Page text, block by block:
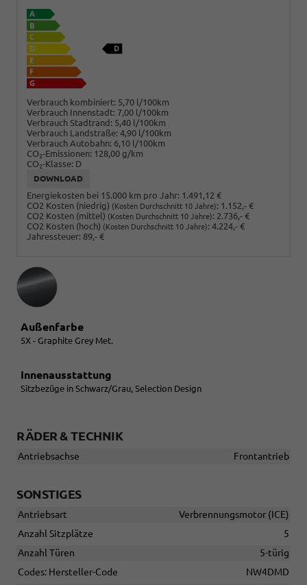
Verbrauch kombiniert: 5,70 l/100km
Verbrauch Innenstadt: 7,00 l/100km
Verbrauch Stadtrand: 5,40 l/100km
Verbrauch Landstraße: 4,90 l/100km
Verbrauch Autobahn: 6,10 l/100km
CO2-Emissionen: 128,00 g/km
CO2-Klasse: D
DOWNLOAD
Energiekosten bei 15.000 km pro Jahr: 1.491,12 €
CO2 Kosten (niedrig) (Kosten Durchschnitt 10 Jahre): 1.152,- €
CO2 Kosten (mittel) (Kosten Durchschnitt 10 Jahre): 2.736,- €
CO2 Kosten (hoch) (Kosten Durchschnitt 10 Jahre): 4.224,- €
Jahressteuer: 89,- €
Außenfarbe
5X - Graphite Grey Met.
Innenausstattung
Sitzbezüge in Schwarz/Grau, Selection Design
RÄDER & TECHNIK
Antriebsachse Frontantrieb
SONSTIGES
Antriebsart
Verbrennungsmotor (ICE)
Anzahl Sitzplätze
5
Anzahl Türen
5-türig
Codes: Hersteller-Code
NW4DMD